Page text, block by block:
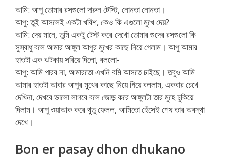
আমি: আপু তোমার রসগুলো দারুন টেস্টি, নোনতা নোনতা।
আপু: তুই আসলেই একটা খবিশ, কেও কি এগুলো মুখে দেয়?
আমি: দেয় মানে, তুমি একটু টেস্ট করে দেখো তোমার গুদের রসগুলো কি
সুস্বাধু বলে আমার আঙ্গুল আপুর মুখের কাছে নিয়ে গেলাম। আপু আমার
হাতটা এক ঝটকায় সরিয়ে দিলো, বললো-
আপু: আমি পারব না, আমারতো এখনি বমি আসতে চাইছে। তবুও আমি
আমার হাতটা আবার আপুর মুখের কাছে নিয়ে গিয়ে বললাম, একবার চেখে
দেখিনা, দেখবে ভালো লাগবে বলে জোড় করে আঙ্গুলটা তার মুহে ঢুকিয়ে
দিলাম। আপু ওয়াআক করে থুতু ফেলল, আমিতো হেঁসেই শেষ তার অবস্থা
দেখে।
Bon er pasay dhon dhukano